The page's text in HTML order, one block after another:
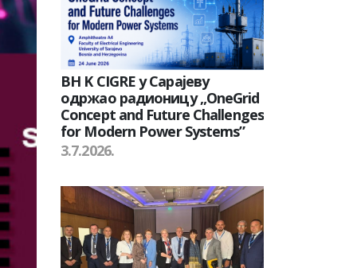
BH K CIGRE у Сарајеву
одржао радионицу „OneGrid
Concept and Future Challenges
for Modern Power Systems”
3.7.2026.